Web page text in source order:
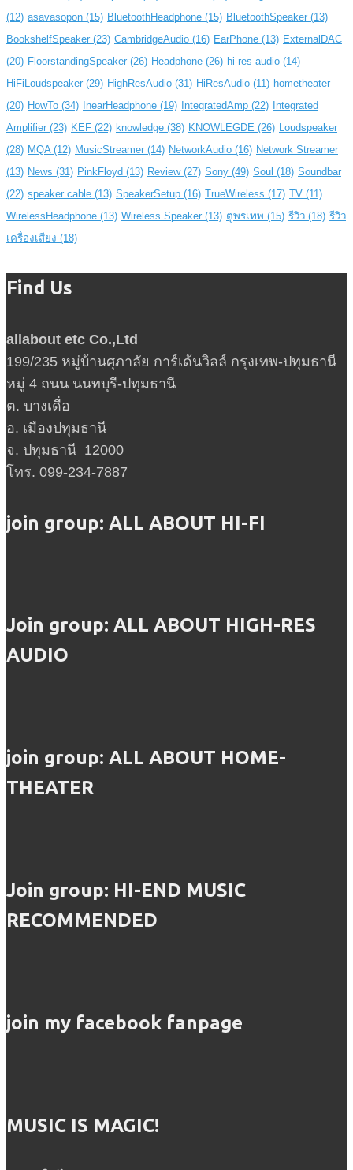
(12) asavasopon (15) BluetoothHeadphone (15) BluetoothSpeaker (13)
BookshelfSpeaker (23) CambridgeAudio (16) EarPhone (13) ExternalDAC
(20) FloorstandingSpeaker (26) Headphone (26) hi-res audio (14)
HiFiLoudspeaker (29) HighResAudio (31) HiResAudio (11) hometheater
(20) HowTo (34) InearHeadphone (19) IntegratedAmp (22)
Integrated
Amplifier (23) KEF (22) knowledge (38) KNOWLEGDE (26)
Loudspeaker
(28) MQA (12) MusicStreamer (14) NetworkAudio (16) Network Streamer
(13) News (31) PinkFloyd (13) Review(27) Sony (49) Soul (18) Soundbar
(22) speaker cable (13) SpeakerSetup (16) TrueWireless (17) TV (11)
WirelessHeadphone (13) Wireless Speaker (13) ตู่พรเทพ (15) รีวิว (18) รีวิว
เครื่องเสียง (18)
Find Us
allabout etc Co.,Ltd
199/235 หมู่บ้านศุภาลัย การ์เด้นวิลล์ กรุงเทพ-ปทุมธานี
หมู่ 4 ถนน นนทบุรี-ปทุมธานี
ต. บางเดื่อ
อ. เมืองปทุมธานี
จ. ปทุมธานี 12000
โทร. 099-234-7887
join group: ALL ABOUT HI-FI
Join group: ALL ABOUT HIGH-RES
AUDIO
join group: ALL ABOUT HOME-
THEATER
Join group: HI-END MUSIC
RECOMMENDED
join my facebook fanpage
MUSIC IS MAGIC!